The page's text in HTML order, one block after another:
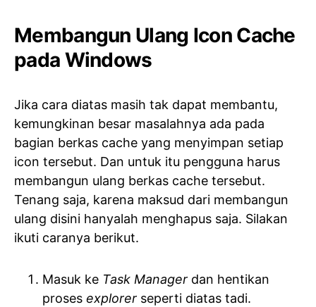
Membangun Ulang Icon Cache
pada Windows
Jika cara diatas masih tak dapat membantu,
kemungkinan besar masalahnya ada pada
bagian berkas cache yang menyimpan setiap
icon tersebut. Dan untuk itu pengguna harus
membangun ulang berkas cache tersebut.
Tenang saja, karena maksud dari membangun
ulang disini hanyalah menghapus saja. Silakan
ikuti caranya berikut.
Masuk ke Task Manager dan hentikan
proses explorer seperti diatas tadi.